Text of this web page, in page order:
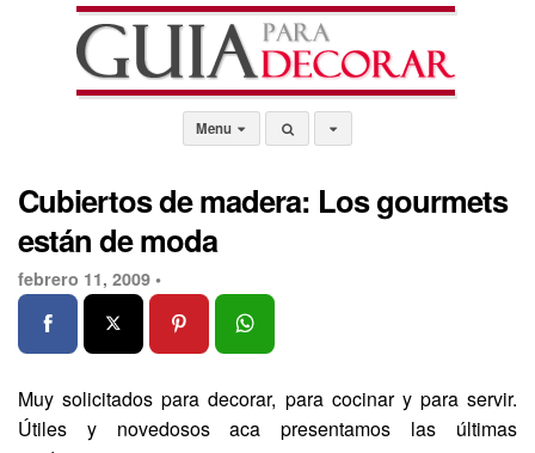
Menu
Cubiertos de madera: Los gourmets
están de moda
febrero 11, 2009 •
Muy solicitados para decorar, para cocinar y para servir.
Útiles y novedosos aca presentamos las últimas